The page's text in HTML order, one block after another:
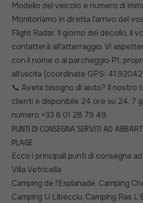
Modello del veicolo e numero di
Monitoriamo in diretta l'arrivo del
Flight Radar. Il giorno del decollo, il
contatterà all'atterraggio. Vi
con il nome o al parcheggio P1,
all'uscita (coordinate GPS:
📞 Avete bisogno di aiuto? Il nostro
clienti è disponibile 24 ore su 24, 7
numero +33 6 01 28 79 49.
Punti di consegna serviti ad
Plage
Ecco i principali punti di consegna
Villa Vetricella
Camping de l'Esplanade, Camping
Camping U Libecciu, Camping Ras